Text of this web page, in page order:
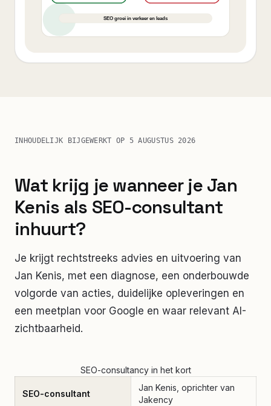
INHOUDELIJK BIJGEWERKT OP 5 AUGUSTUS 2026
Wat krijg je wanneer je Jan
Kenis als SEO-consultant
inhuurt?
Je krijgt rechtstreeks advies en uitvoering van
Jan Kenis, met een diagnose, een onderbouwde
volgorde van acties, duidelijke opleveringen en
een meetplan voor Google en waar relevant AI-
zichtbaarheid.
SEO-consultancy in het kort
SEO-consultant
Jan Kenis, oprichter van
Jakency